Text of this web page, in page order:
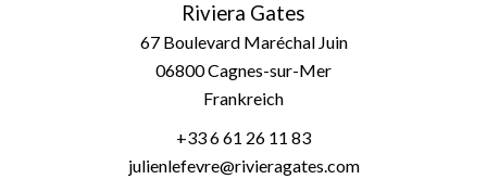
Riviera Gates
67 Boulevard Maréchal Juin
06800Cagnes-sur-Mer
Frankreich
+33 6 61 26 11 83
julienlefevre@rivieragates.com